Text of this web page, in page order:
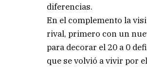
diferencias.
En el complemento la
rival, primero con un
para decorar el 20 a 0
que se volvió a vivir por